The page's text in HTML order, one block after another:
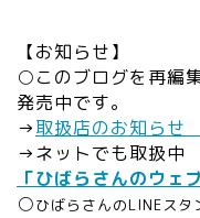
【お知らせ】
○このブログを再編
発売中です。
→取扱店のお知らせ
→ネットでも取扱中
「ひばらさんのウェ
○ひばらさんのLINEスタ